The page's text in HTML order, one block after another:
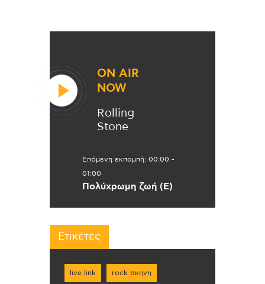
ON AIR
NOW
Rolling
Stone
Επόμενη εκπομπή: 00:00 -
01:00
Πολύχρωμη ζωή (Ε)
Ετικέτες
live link rock σκηνη